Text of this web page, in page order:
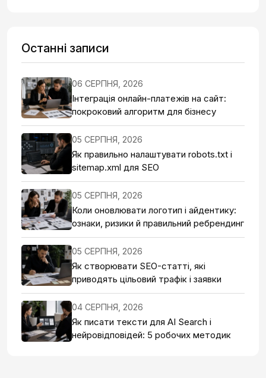
Останні записи
06 СЕРПНЯ, 2026
Інтеграція онлайн-платежів на сайт:
покроковий алгоритм для бізнесу
05 СЕРПНЯ, 2026
Як правильно налаштувати robots.txt і
sitemap.xml для SEO
05 СЕРПНЯ, 2026
Коли оновлювати логотип і айдентику:
ознаки, ризики й правильний ребрендинг
05 СЕРПНЯ, 2026
Як створювати SEO-статті, які
приводять цільовий трафік і заявки
04 СЕРПНЯ, 2026
Як писати тексти для AI Search і
нейровідповідей: 5 робочих методик